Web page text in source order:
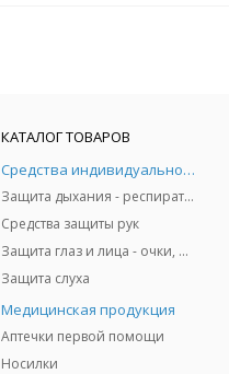
КАТАЛОГ ТОВАРОВ
Средства индивидуальной защиты
Защита дыхания - респираторы, противогазы, фильтры, дозиметры
Средства защиты рук
Защита глаз и лица - очки, щитки
Защита слуха
Медицинская продукция
Аптечки первой помощи
Носилки